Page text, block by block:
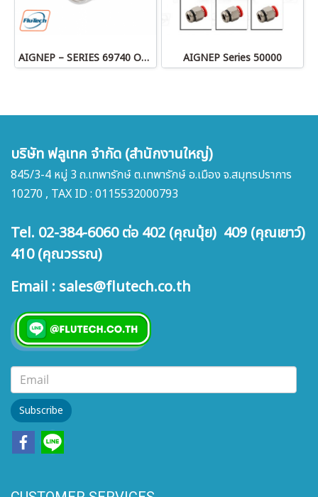
AIGNEP – SERIES 69740 OLIVE AIGNEP Series 50000
บริษัท ฟลูเทค จำกัด (สำนักงานใหญ่)
845/3-4 หมู่ 3 ถ.เทพารักษ์ ต.เทพารักษ์ อ.เมือง จ.สมุทรปราการ
10270 , TAX ID : 0115532000793
Tel. 02-384-6060 ต่อ 402 (คุณนุ้ย) 409 (คุณเยาว์)
410 (คุณวรรณ)
Email : sales@flutech.co.th
Subscribe